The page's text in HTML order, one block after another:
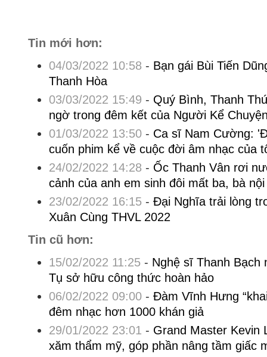
Tin mới hơn:
04/03/2022 10:58 - Bạn gái Bùi Tiến
Thanh Hòa
03/03/2022 15:49 - Quý Bình, Thanh
ngờ trong đêm kết của Người Kể
01/03/2022 13:50 - Ca sĩ Nam Cường:
cuốn phim kể về cuộc đời âm nhạc của
24/02/2022 14:28 - Ốc Thanh Vân rơi
cảnh của anh em sinh đôi mất ba, bà
23/02/2022 16:15 - Đại Nghĩa trải lòng
Xuân Cùng THVL 2022
Tin cũ hơn:
15/02/2022 11:25 - Nghệ sĩ Thanh Bạch
Tụ sở hữu công thức hoàn hảo
06/02/2022 09:00 - Đàm Vĩnh Hưng
đêm nhạc hơn 1000 khán giả
29/01/2022 23:01 - Grand Master Kevin
xăm thẩm mỹ, góp phần nâng tầm giấc